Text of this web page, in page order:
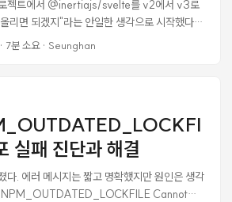
프로 가져온 발표자료를 전부 넘기고, 프론트
했다. ...
젝트에서 @inertiajs/svelte를 v2에서 v3로
리면 되겠지"라는 안일한 생각으로 시작했다가
그 삽질의 기록이다. 왜 업그레이드해야 했나 프
반 컴포넌트에 속성을 추가하는 방식을 썼다.
하지 않았다. 결과적으로 40개 넘는 페이지에
감싸야 했다. 유지보수 악몽이었다. ...
· 7분 소요· Seunghan
패 진단과 해결
. 에러 메시지는 짧고 명확했지만 원인은 생각
Cannot